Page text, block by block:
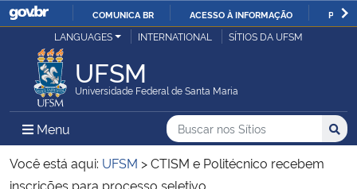
IR
COMUNICA BR ACESSO À INFORMAÇÃO
Ministério da Justiça e Segurança Pública
Ministério da Defesa
Ministério das Relações Exteriores
LANGUAGES INTERNATIONAL SÍTIOS DA UFSM
UFSM
Universidade Federal de Santa Maria
Menu Menu Principal do Sítio
Busca
Buscar no nos Sítios
Busca:
Você está aqui: UFSM >CTISM e Politécnico recebem
inscrições para processo seletivo